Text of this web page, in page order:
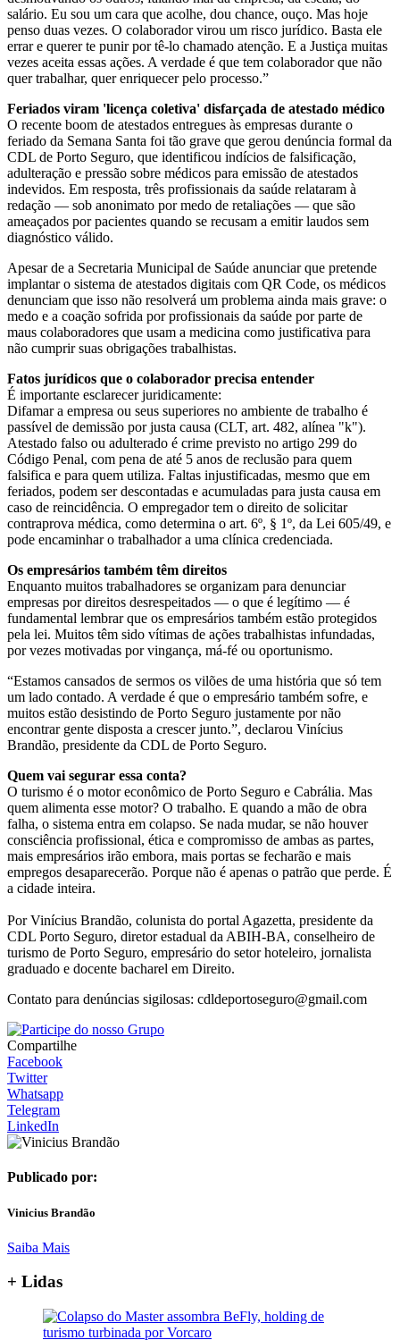
salário. Eu sou um cara que acolhe, dou chance, ouço. Mas hoje
penso duas vezes. O colaborador virou um risco jurídico. Basta ele
errar e querer te punir por tê-lo chamado atenção. E a Justiça muitas
vezes aceita essas ações. A verdade é que tem colaborador que não
quer trabalhar, quer enriquecer pelo processo.”
Feriados viram 'licença coletiva' disfarçada de atestado médico
O recente boom de atestados entregues às empresas durante o
feriado da Semana Santa foi tão grave que gerou denúncia formal da
CDL de Porto Seguro, que identificou indícios de falsificação,
adulteração e pressão sobre médicos para emissão de atestados
indevidos. Em resposta, três profissionais da saúde relataram à
redação — sob anonimato por medo de retaliações — que são
ameaçados por pacientes quando se recusam a emitir laudos sem
diagnóstico válido.
Apesar de a Secretaria Municipal de Saúde anunciar que pretende
implantar o sistema de atestados digitais com QR Code, os médicos
denunciam que isso não resolverá um problema ainda mais grave: o
medo e a coação sofrida por profissionais da saúde por parte de
maus colaboradores que usam a medicina como justificativa para
não cumprir suas obrigações trabalhistas.
Fatos jurídicos que o colaborador precisa entender
É importante esclarecer juridicamente:
Difamar a empresa ou seus superiores no ambiente de trabalho é
passível de demissão por justa causa (CLT, art. 482, alínea "k").
Atestado falso ou adulterado é crime previsto no artigo 299 do
Código Penal, com pena de até 5 anos de reclusão para quem
falsifica e para quem utiliza. Faltas injustificadas, mesmo que em
feriados, podem ser descontadas e acumuladas para justa causa em
caso de reincidência. O empregador tem o direito de solicitar
contraprova médica, como determina o art. 6º, § 1º, da Lei 605/49, e
pode encaminhar o trabalhador a uma clínica credenciada.
Os empresários também têm direitos
Enquanto muitos trabalhadores se organizam para denunciar
empresas por direitos desrespeitados — o que é legítimo — é
fundamental lembrar que os empresários também estão protegidos
pela lei. Muitos têm sido vítimas de ações trabalhistas infundadas,
por vezes motivadas por vingança, má-fé ou oportunismo.
“Estamos cansados de sermos os vilões de uma história que só tem
um lado contado. A verdade é que o empresário também sofre, e
muitos estão desistindo de Porto Seguro justamente por não
encontrar gente disposta a crescer junto.”, declarou Vinícius
Brandão, presidente da CDL de Porto Seguro.
Quem vai segurar essa conta?
O turismo é o motor econômico de Porto Seguro e Cabrália. Mas
quem alimenta esse motor? O trabalho. E quando a mão de obra
falha, o sistema entra em colapso. Se nada mudar, se não houver
consciência profissional, ética e compromisso de ambas as partes,
mais empresários irão embora, mais portas se fecharão e mais
empregos desaparecerão. Porque não é apenas o patrão que perde. É
a cidade inteira.
Por Vinícius Brandão, colunista do portal Agazetta, presidente da
CDL Porto Seguro, diretor estadual da ABIH-BA, conselheiro de
turismo de Porto Seguro, empresário do setor hoteleiro, jornalista
graduado e docente bacharel em Direito.
Contato para denúncias sigilosas: cdldeportoseguro@gmail.com
Compartilhe
Facebook
Twitter
Whatsapp
Telegram
LinkedIn
Publicado por:
Vinicius Brandão
Saiba Mais
+ Lidas